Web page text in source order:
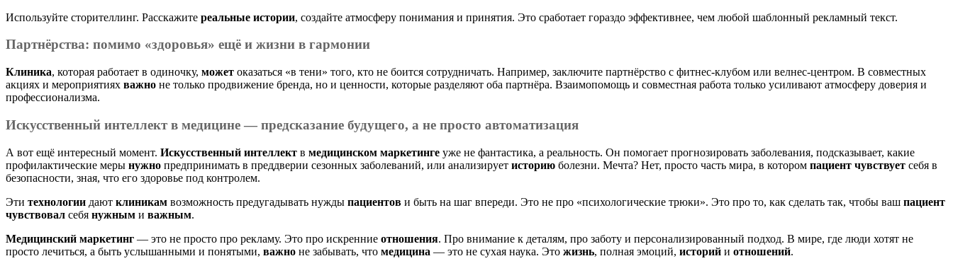
Используйте сторителлинг. Расскажите реальные истории, создайте атмосферу понимания и принятия. Это сработает гораздо эффективнее, чем любой шаблонный рекламный текст.
Партнёрства: помимо «здоровья» ещё и жизни в гармонии
Клиника, которая работает в одиночку, может оказаться «в тени» того, кто не боится сотрудничать. Например, заключите партнёрство с фитнес-клубом или велнес-центром. В совместных
акциях и мероприятиях важно не только продвижение бренда, но и ценности, которые разделяют оба партнёра. Взаимопомощь и совместная работа только усиливают атмосферу доверия и
профессионализма.
Искусственный интеллект в медицине — предсказание будущего, а не просто автоматизация
А вот ещё интересный момент. Искусственный интеллект в медицинском маркетинге уже не фантастика, а реальность. Он помогает прогнозировать заболевания, подсказывает, какие
профилактические меры нужно предпринимать в преддверии сезонных заболеваний, или анализирует историю болезни. Мечта? Нет, просто часть мира, в котором пациент чувствует себя в
безопасности, зная, что его здоровье под контролем.
Эти технологии дают клиникам возможность предугадывать нужды пациентов и быть на шаг впереди. Это не про «психологические трюки». Это про то, как сделать так, чтобы ваш пациент
чувствовал себя нужным и важным.
Медицинский маркетинг — это не просто про рекламу. Это про искренние отношения. Про внимание к деталям, про заботу и персонализированный подход. В мире, где люди хотят не
просто лечиться, а быть услышанными и понятыми, важно не забывать, что медицина — это не сухая наука. Это жизнь, полная эмоций, историй и отношений.